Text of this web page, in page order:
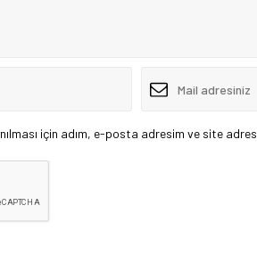
için adım, e-posta adresim ve site